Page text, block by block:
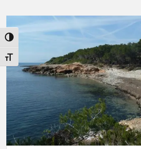
Toggle High Contrast
Toggle Font size
L’Ampolla
de
la
Delta
de
l’Ebre